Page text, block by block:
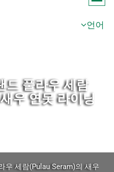
언어
드 풀라우 세람
우 연못 라이닝
우 세람(Pulau Seram)의 새우